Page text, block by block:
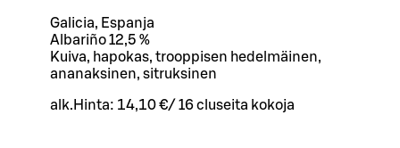
Galicia, Espanja
Albariño 12,5 %
Kuiva, hapokas, trooppisen hedelmäinen,
ananaksinen, sitruksinen
alk. Hinta: 14,10 €/ 16 cl useita kokoja